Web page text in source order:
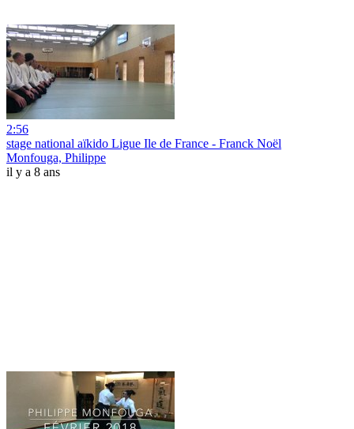
2:56
stage national aïkido Ligue Ile de France - Franck Noël
Monfouga, Philippe
il y a 8 ans